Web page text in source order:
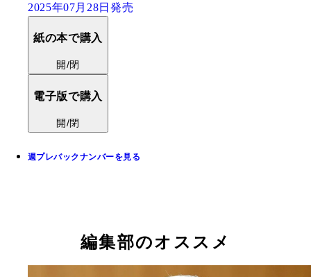
2025年07月28日発売
紙の本で購入
開/閉
電子版で購入
開/閉
週プレバックナンバーを見る
編集部のオススメ